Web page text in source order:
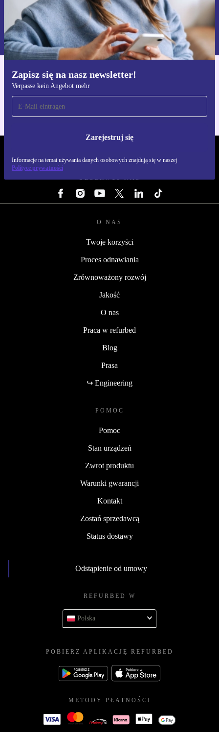
Zapisz się na nasz newsletter!
Verpasse kein Angebot mehr
Zarejestruj się
Informacje na temat używania danych osobowych znajdują się w naszej
Polityce prywatności
Zarejestruj się
Informacje na temat używania danych osobowych znajdują się w
naszej
Polityce prywatności
Pobierz aplikację refurbed
Dla iOS i Android
OBSERWUJ NAS
O NAS
Twoje korzyści
Proces odnawiania
Zrównoważony rozwój
Jakość
O nas
Praca w refurbed
Blog
Prasa
↪ Engineering
POMOC
Pomoc
Stan urządzeń
Zwrot produktu
Warunki gwarancji
Kontakt
Zostań sprzedawcą
Status dostawy
Odstąpienie od umowy
REFURBED W
Polska
POBIERZ APLIKACJĘ REFURBED
METODY PŁATNOŚCI